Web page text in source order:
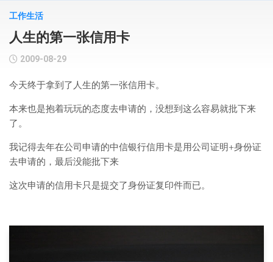
工作生活
人生的第一张信用卡
2009-08-29
今天终于拿到了人生的第一张信用卡。
本来也是抱着玩玩的态度去申请的，没想到这么容易就批下来
了。
我记得去年在公司申请的中信银行信用卡是用公司证明+身份证
去申请的，最后没能批下来
这次申请的信用卡只是提交了身份证复印件而已。